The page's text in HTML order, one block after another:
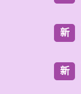
新
新